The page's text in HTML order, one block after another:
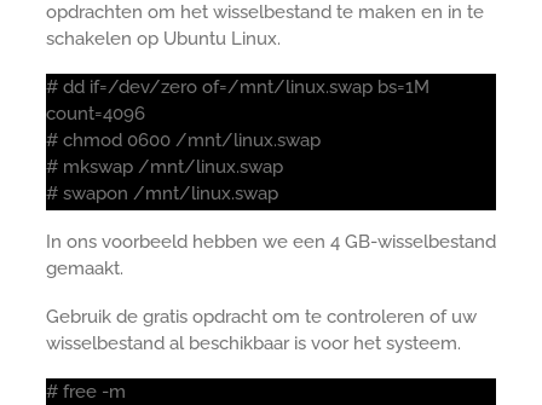
opdrachten om het wisselbestand te maken en in te
schakelen op Ubuntu Linux.
# dd if=/dev/zero of=/mnt/linux.swap bs=1M
count=4096
# chmod 0600 /mnt/linux.swap
# mkswap /mnt/linux.swap
# swapon /mnt/linux.swap
In ons voorbeeld hebben we een 4 GB-wisselbestand
gemaakt.
Gebruik de gratis opdracht om te controleren of uw
wisselbestand al beschikbaar is voor het systeem.
# free -m